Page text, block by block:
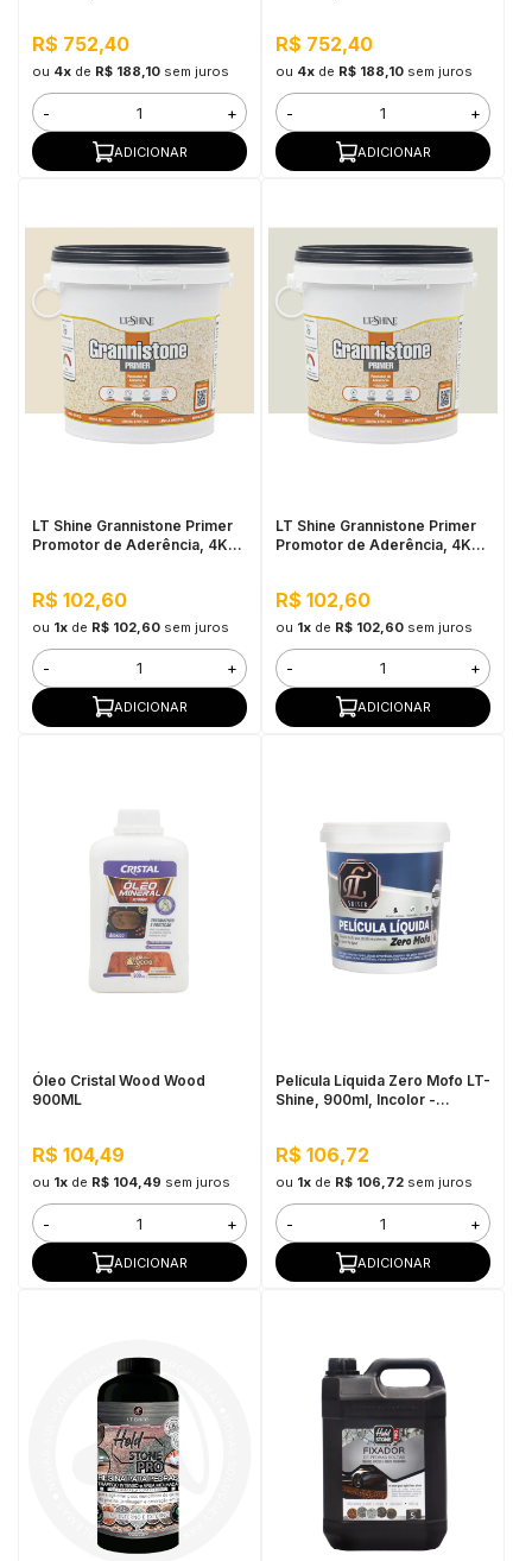
R$ 752,40
ou 4xde R$ 188,10 sem juros
- +
ADICIONAR
R$ 752,40
ou 4xde R$ 188,10 sem juros
- +
ADICIONAR
LT Shine Grannistone Primer
Promotor de Aderência, 4KG
R$ 102,60
ou 1xde R$ 102,60 sem juros
- +
ADICIONAR
LT Shine Grannistone Primer
Promotor de Aderência, 4KG
R$ 102,60
ou 1xde R$ 102,60 sem juros
- +
ADICIONAR
Óleo Cristal Wood Wood
900ML
R$ 104,49
ou 1xde R$ 104,49 sem juros
- +
ADICIONAR
Película Líquida Zero Mofo LT-
Shine, 900ml, Incolor -
R$ 106,72
ou 1xde R$ 106,72 sem juros
- +
ADICIONAR